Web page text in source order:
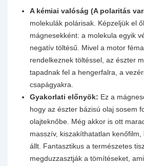
A kémiai valóság (A polaritás
molekulák polárisak. Képzeljük el
mágnesekként: a molekula egyik
negatív töltésű. Mivel a motor
rendelkeznek töltéssel, az észter
tapadnak fel a hengerfalra, a
csapágyakra.
Gyakorlati előnyök: Ez a
hogy az észter bázisú olaj sosem
olajteknőbe. Még akkor is ott
masszív, kiszakíthatatlan
állt. Fantasztikus a természetes
megduzzasztják a tömítéseket,